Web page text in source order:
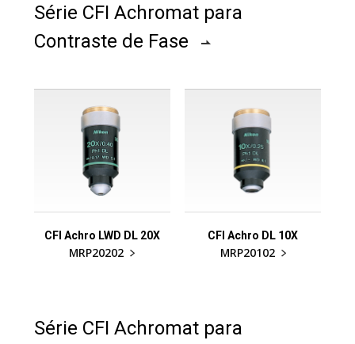
Série CFI Achromat para
Contraste de Fase
CFI Achro LWD DL 20X
MRP20202
CFI Achro DL 10X
MRP20102
Série CFI Achromat para